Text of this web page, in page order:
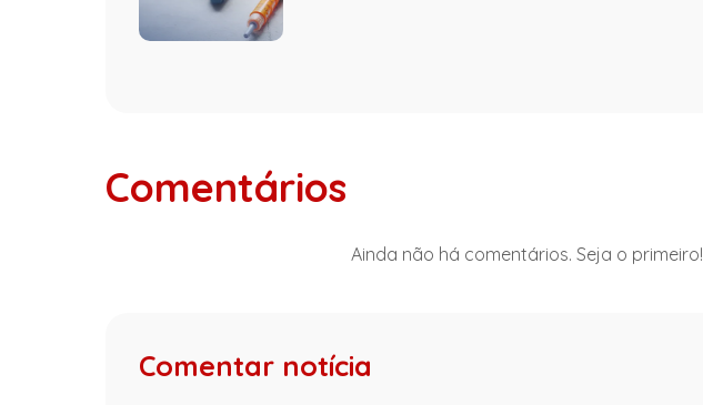
Comentários
Ainda não há comentários. Seja o primeiro!
Comentar notícia